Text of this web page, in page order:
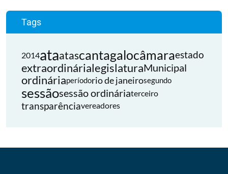
Tags
2014ataatascantagalocâmaraestado
extraordinárialegislaturaMunicipal
ordináriaperíodorio de janeirosegundo
sessãosessão ordináriaterceiro
transparênciavereadores